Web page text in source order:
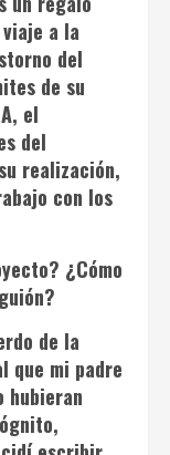
a la
del
de su
el
del
realización,
con los
¿Cómo
de la
que mi padre
hubieran